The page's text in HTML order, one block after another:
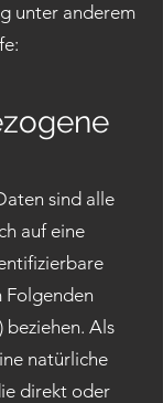
unter anderem
sind alle
auf eine
Folgenden
beziehen. Als
natürliche
direkt oder